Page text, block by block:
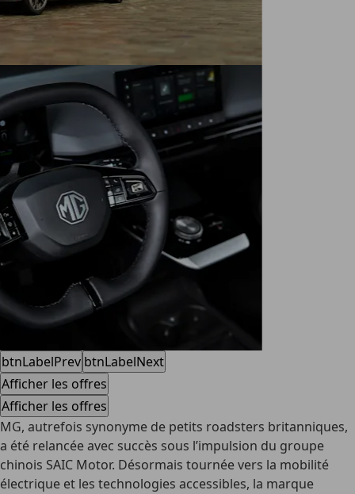
btnLabelPrev btnLabelNext
Afficher les offres
Afficher les offres
MG, autrefois synonyme de petits roadsters britanniques,
a été relancée avec succès sous l’impulsion du groupe
chinois SAIC Motor. Désormais tournée vers la mobilité
électrique et les technologies accessibles, la marque